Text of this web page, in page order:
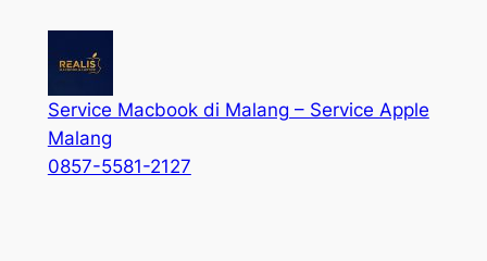
Service Macbook di Malang – Service Apple
Malang
0857-5581-2127